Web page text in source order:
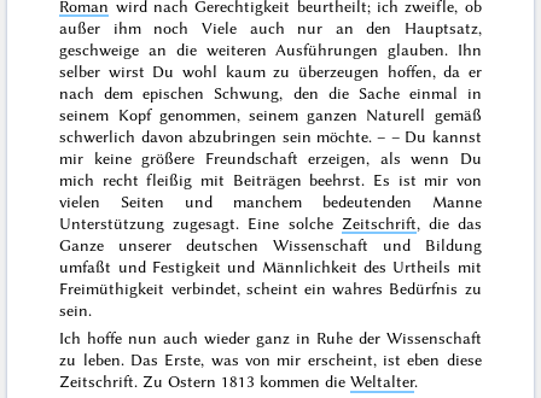
Roman wird nach Gerechtigkeit beurtheilt; ich zweifle, ob
außer ihm noch Viele auch nur an den Hauptsatz,
geschweige an die weiteren Ausführungen glauben. Ihn
selber wirst Du wohl kaum zu überzeugen hoffen, da er
nach dem epischen Schwung, den die Sache einmal in
seinem Kopf genommen, seinem ganzen Naturell gemäß
schwerlich davon abzubringen sein möchte. – – Du kannst
mir keine größere Freundschaft erzeigen, als wenn Du
mich recht fleißig mit Beiträgen beehrst. Es ist mir von
vielen Seiten und manchem bedeutenden Manne
Unterstützung zugesagt. Eine solche Zeitschrift, die das
Ganze unserer deutschen Wissenschaft und Bildung
umfaßt und Festigkeit und Männlichkeit des Urtheils mit
Freimüthigkeit verbindet, scheint ein wahres Bedürfnis zu
sein.
Ich hoffe nun auch wieder ganz in Ruhe der Wissenschaft
zu leben. Das Erste, was von mir erscheint, ist eben diese
Zeitschrift. ZuOstern 1813 kommen dieWeltalter.